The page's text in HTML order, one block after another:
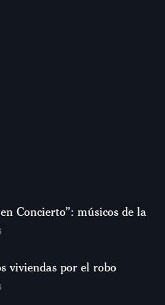
Concierto”: músicos de la
viviendas por el robo